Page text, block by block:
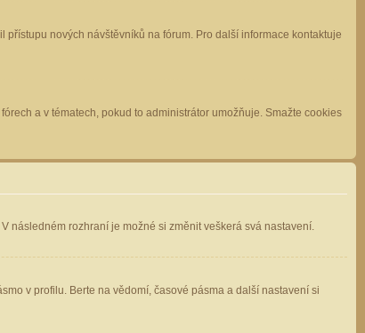
nových návštěvníků na fórum. Pro další informace kontaktuje
a v tématech, pokud to administrátor umožňuje. Smažte cookies
následném rozhraní je možné si změnit veškerá svá nastavení.
v profilu. Berte na vědomí, časové pásma a další nastavení si